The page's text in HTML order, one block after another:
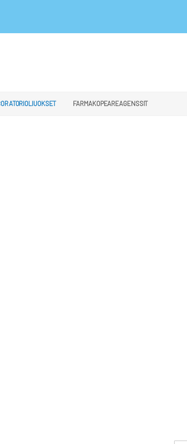
FARMAKOPEAREAGENSSIT